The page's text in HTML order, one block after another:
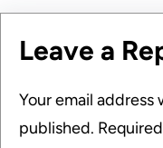
Leave a
Your email address
published.